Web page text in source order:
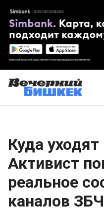
Куда
Активист
реальное
каналов